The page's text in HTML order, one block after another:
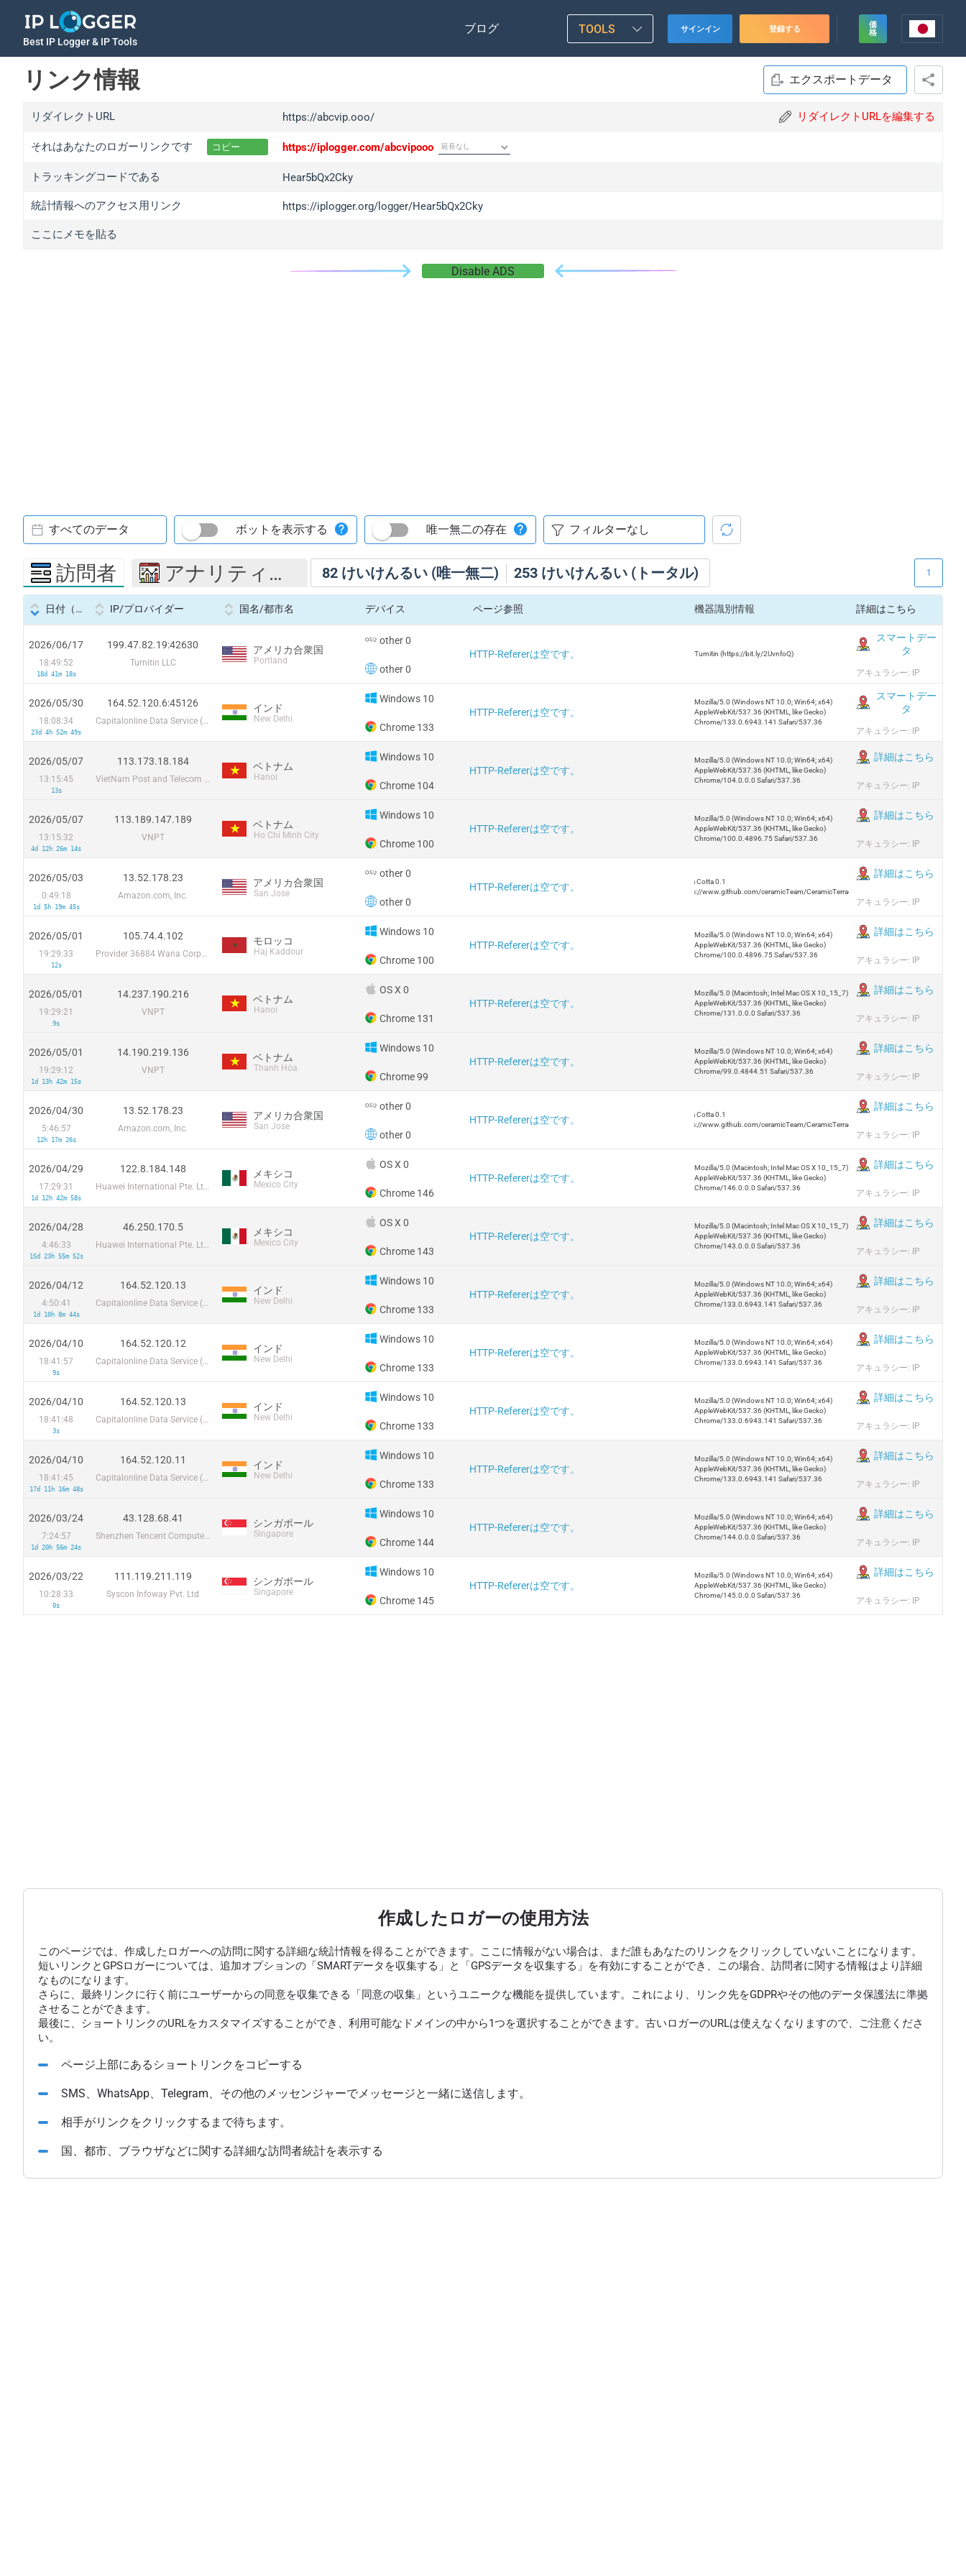
Best IP Logger & IP Tools
ブログ TOOLS サインイン 登録する
価
格
リンク情報 エクスポートデータ
リダイレクトURL https://abcvip.ooo/ リダイレクトURLを編集する
それはあなたのロガーリンクです コピー https://iplogger.com/abcvipooo
トラッキングコードである Hear5bQx2Cky
統計情報へのアクセス用リンク https://iplogger.org/logger/Hear5bQx2Cky
ここにメモを貼る
Disable ADS
82 けいけんるい (唯一無二) 253 けいけんるい (トータル)
すべてのデータ ボットを表示する 唯一無二の存在
訪問者 アナリティクス 1
日付（Datetime IP/プロバイダー 国名/都市名 デバイス ページ参照 機器識別情報 詳細はこちら
2026/06/17
18:49:52
18d 41m 18s
199.47.82.19:42630
Turnitin LLC
アメリカ合衆国
Portland
other 0
other 0
HTTP-Refererは空です。 Turnitin (https://bit.ly/2UvnfoQ)
スマートデー
タ
アキュラシー: IP
2026/05/30
18:08:34
23d 4h 52m 49s
164.52.120.6:45126
Capitalonline Data Service (HK) Co
インド
New Delhi
Windows 10
Chrome 133
HTTP-Refererは空です。
Mozilla/5.0 (Windows NT 10.0; Win64; x64)
AppleWebKit/537.36 (KHTML, like Gecko)
Chrome/133.0.6943.141 Safari/537.36
スマートデー
タ
アキュラシー: IP
2026/05/07
13:15:45
13s
113.173.18.184
VietNam Post and Telecom Corporation
ベトナム
Hanoi
Windows 10
Chrome 104
HTTP-Refererは空です。
Mozilla/5.0 (Windows NT 10.0; Win64; x64)
AppleWebKit/537.36 (KHTML, like Gecko)
Chrome/104.0.0.0 Safari/537.36
詳細はこちら
アキュラシー: IP
2026/05/07
13:15:32
4d 12h 26m 14s
113.189.147.189
VNPT
ベトナム
Ho Chi Minh City
Windows 10
Chrome 100
HTTP-Refererは空です。
Mozilla/5.0 (Windows NT 10.0; Win64; x64)
AppleWebKit/537.36 (KHTML, like Gecko)
Chrome/100.0.4896.75 Safari/537.36
詳細はこちら
アキュラシー: IP
2026/05/03
0:49:18
1d 5h 19m 45s
13.52.178.23
Amazon.com, Inc.
アメリカ合衆国
San Jose
other 0
other 0
HTTP-Refererは空です。
Terra Cotta 0.1
https://www.github.com/ceramicTeam/CeramicTerracotta
詳細はこちら
アキュラシー: IP
2026/05/01
19:29:33
12s
105.74.4.102
Provider 36884 Wana Corporate
モロッコ
Haj Kaddour
Windows 10
Chrome 100
HTTP-Refererは空です。
Mozilla/5.0 (Windows NT 10.0; Win64; x64)
AppleWebKit/537.36 (KHTML, like Gecko)
Chrome/100.0.4896.75 Safari/537.36
詳細はこちら
アキュラシー: IP
2026/05/01
19:29:21
9s
14.237.190.216
VNPT
ベトナム
Hanoi
OS X 0
Chrome 131
HTTP-Refererは空です。
Mozilla/5.0 (Macintosh; Intel Mac OS X 10_15_7)
AppleWebKit/537.36 (KHTML, like Gecko)
Chrome/131.0.0.0 Safari/537.36
詳細はこちら
アキュラシー: IP
2026/05/01
19:29:12
1d 13h 42m 15s
14.190.219.136
VNPT
ベトナム
Thanh Hóa
Windows 10
Chrome 99
HTTP-Refererは空です。
Mozilla/5.0 (Windows NT 10.0; Win64; x64)
AppleWebKit/537.36 (KHTML, like Gecko)
Chrome/99.0.4844.51 Safari/537.36
詳細はこちら
アキュラシー: IP
2026/04/30
5:46:57
12h 17m 26s
13.52.178.23
Amazon.com, Inc.
アメリカ合衆国
San Jose
other 0
other 0
HTTP-Refererは空です。
Terra Cotta 0.1
https://www.github.com/ceramicTeam/CeramicTerracotta
詳細はこちら
アキュラシー: IP
2026/04/29
17:29:31
1d 12h 42m 58s
122.8.184.148
Huawei International Pte. Ltd.
メキシコ
Mexico City
OS X 0
Chrome 146
HTTP-Refererは空です。
Mozilla/5.0 (Macintosh; Intel Mac OS X 10_15_7)
AppleWebKit/537.36 (KHTML, like Gecko)
Chrome/146.0.0.0 Safari/537.36
詳細はこちら
アキュラシー: IP
2026/04/28
4:46:33
15d 23h 55m 52s
46.250.170.5
Huawei International Pte. Ltd.
メキシコ
Mexico City
OS X 0
Chrome 143
HTTP-Refererは空です。
Mozilla/5.0 (Macintosh; Intel Mac OS X 10_15_7)
AppleWebKit/537.36 (KHTML, like Gecko)
Chrome/143.0.0.0 Safari/537.36
詳細はこちら
アキュラシー: IP
2026/04/12
4:50:41
1d 10h 8m 44s
164.52.120.13
Capitalonline Data Service (HK) Co
インド
New Delhi
Windows 10
Chrome 133
HTTP-Refererは空です。
Mozilla/5.0 (Windows NT 10.0; Win64; x64)
AppleWebKit/537.36 (KHTML, like Gecko)
Chrome/133.0.6943.141 Safari/537.36
詳細はこちら
アキュラシー: IP
2026/04/10
18:41:57
9s
164.52.120.12
Capitalonline Data Service (HK) Co
インド
New Delhi
Windows 10
Chrome 133
HTTP-Refererは空です。
Mozilla/5.0 (Windows NT 10.0; Win64; x64)
AppleWebKit/537.36 (KHTML, like Gecko)
Chrome/133.0.6943.141 Safari/537.36
詳細はこちら
アキュラシー: IP
2026/04/10
18:41:48
3s
164.52.120.13
Capitalonline Data Service (HK) Co
インド
New Delhi
Windows 10
Chrome 133
HTTP-Refererは空です。
Mozilla/5.0 (Windows NT 10.0; Win64; x64)
AppleWebKit/537.36 (KHTML, like Gecko)
Chrome/133.0.6943.141 Safari/537.36
詳細はこちら
アキュラシー: IP
2026/04/10
18:41:45
17d 11h 16m 48s
164.52.120.11
Capitalonline Data Service (HK) Co
インド
New Delhi
Windows 10
Chrome 133
HTTP-Refererは空です。
Mozilla/5.0 (Windows NT 10.0; Win64; x64)
AppleWebKit/537.36 (KHTML, like Gecko)
Chrome/133.0.6943.141 Safari/537.36
詳細はこちら
アキュラシー: IP
2026/03/24
7:24:57
1d 20h 56m 24s
43.128.68.41
Shenzhen Tencent Computer Systems Company Limited
シンガポール
Singapore
Windows 10
Chrome 144
HTTP-Refererは空です。
Mozilla/5.0 (Windows NT 10.0; Win64; x64)
AppleWebKit/537.36 (KHTML, like Gecko)
Chrome/144.0.0.0 Safari/537.36
詳細はこちら
アキュラシー: IP
2026/03/22
10:28:33
0s
111.119.211.119
Syscon Infoway Pvt. Ltd
シンガポール
Singapore
Windows 10
Chrome 145
HTTP-Refererは空です。
Mozilla/5.0 (Windows NT 10.0; Win64; x64)
AppleWebKit/537.36 (KHTML, like Gecko)
Chrome/145.0.0.0 Safari/537.36
詳細はこちら
アキュラシー: IP
作成したロガーの使用方法
このページでは、作成したロガーへの訪問に関する詳細な統計情報を得ることができます。ここに情報がない場合は、まだ誰もあなたのリンクをクリックしていないことになります。
短いリンクとGPSロガーについては、追加オプションの「SMARTデータを収集する」と「GPSデータを収集する」を有効にすることができ、この場合、訪問者に関する情報はより詳細
なものになります。
さらに、最終リンクに行く前にユーザーからの同意を収集できる「同意の収集」というユニークな機能を提供しています。これにより、リンク先をGDPRやその他のデータ保護法に準拠
させることができます。
最後に、ショートリンクのURLをカスタマイズすることができ、利用可能なドメインの中から1つを選択することができます。古いロガーのURLは使えなくなりますので、ご注意くださ
い。
ページ上部にあるショートリンクをコピーする
SMS、WhatsApp、Telegram、その他のメッセンジャーでメッセージと一緒に送信します。
相手がリンクをクリックするまで待ちます。
国、都市、ブラウザなどに関する詳細な訪問者統計を表示する